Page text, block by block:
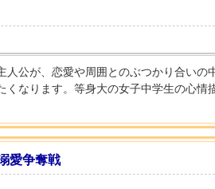
人公が、恋愛や周囲とのぶつかり合いの
くなります。等身大の女子中学生の心情
愛争奪戦